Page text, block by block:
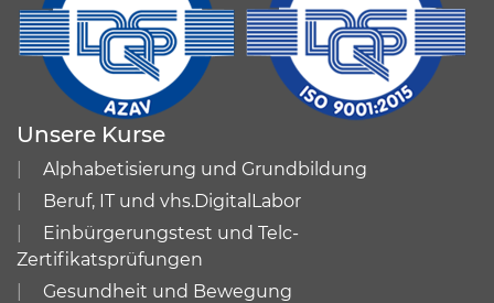
Unsere Kurse
Alphabetisierung und Grundbildung
Beruf, IT und vhs.DigitalLabor
Einbürgerungstest und Telc-
Zertifikatsprüfungen
Gesundheit und Bewegung